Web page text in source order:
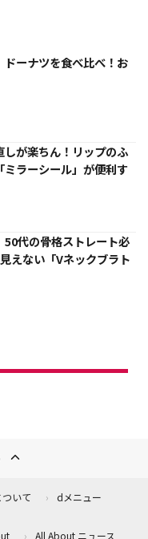
ドーナツを食べ比べ！お
しが楽ちん！リップのふ
ラーシール」が便利す
50代の骨格ストレート必
えない「Vネックブラト
いて dメニュー
All About ニュース